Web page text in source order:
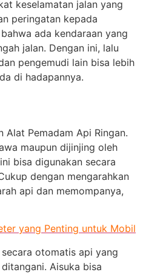
keselamatan jalan yang
peringatan kepada
ada kendaraan yang
jalan. Dengan ini, lalu
pengemudi lain bisa lebih
di hadapannya.
Alat Pemadam Api Ringan.
maupun dijinjing oleh
bisa digunakan secara
dengan mengarahkan
api dan memompanya,
yang Penting untuk Mobil
otomatis api yang
Aisuka bisa